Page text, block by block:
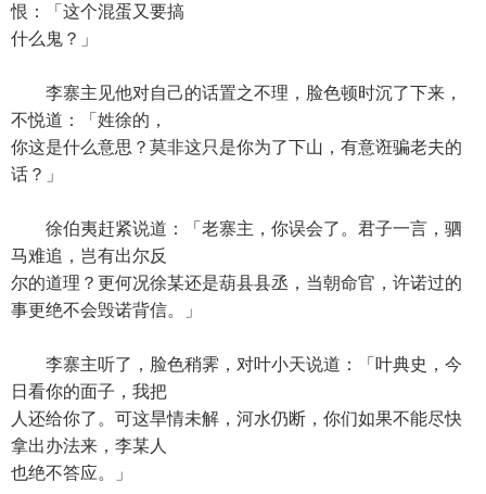
恨：「这个混蛋又要搞
什么鬼？」
李寨主见他对自己的话置之不理，脸色顿时沉了下来，
不悦道：「姓徐的，
你这是什么意思？莫非这只是你为了下山，有意诳骗老夫的
话？」
徐伯夷赶紧说道：「老寨主，你误会了。君子一言，驷
马难追，岂有出尔反
尔的道理？更何况徐某还是葫县县丞，当朝命官，许诺过的
事更绝不会毁诺背信。」
李寨主听了，脸色稍霁，对叶小天说道：「叶典史，今
日看你的面子，我把
人还给你了。可这旱情未解，河水仍断，你们如果不能尽快
拿出办法来，李某人
也绝不答应。」